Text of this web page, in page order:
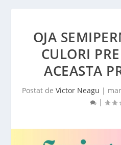
OJA
CULORI
ACEASTA
Postat de Victor Neagu |
|